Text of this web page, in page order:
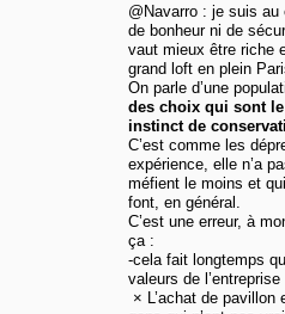
@Navarro : je suis
de bonheur ni de
vaut mieux être riche
grand loft en plein
On parle d’une
des choix qui sont
instinct de
C’est comme les
expérience, elle n’a
méfient le moins et
font, en général.
C’est une erreur, à
ça :
-cela fait longtemps
valeurs de
× L’achat de